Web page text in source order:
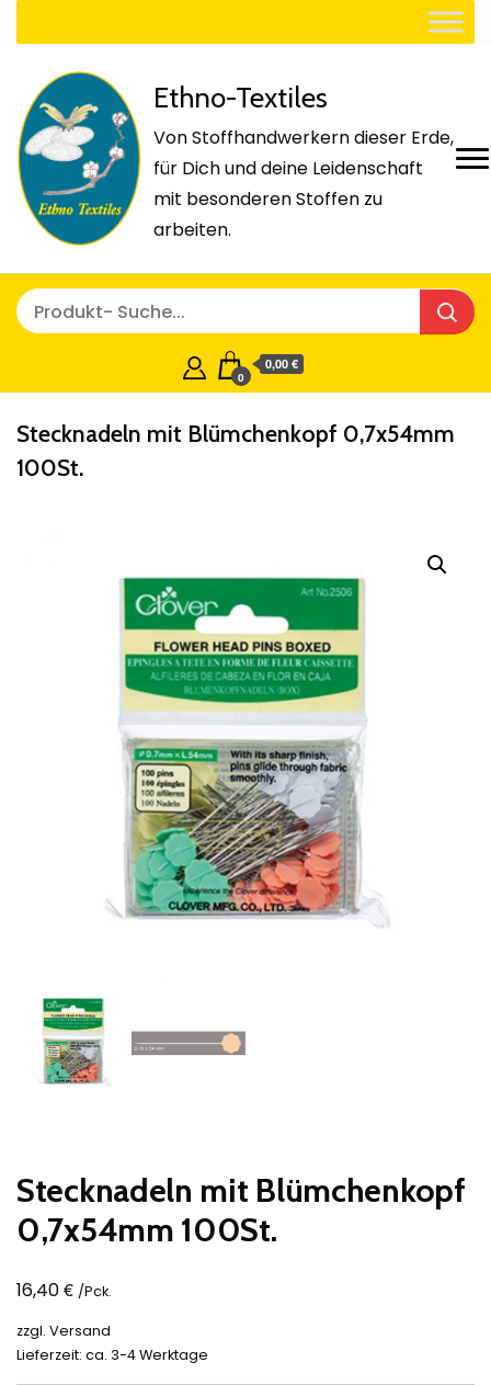
Ethno-Textiles
Von Stoffhandwerkern dieser Erde,
für Dich und deine Leidenschaft
mit besonderen Stoffen zu
arbeiten.
0
0,00 €
Stecknadeln mit Blümchenkopf 0,7x54mm
100St.
Stecknadeln mit Blümchenkopf
0,7x54mm 100St.
16,40€ /Pck.
zzgl. Versand
Lieferzeit: ca. 3-4 Werktage